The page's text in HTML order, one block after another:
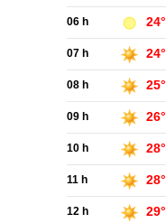
06 h 24°
07 h 24°
08 h 25°
09 h 26°
10 h 28°
11 h 28°
12 h 29°